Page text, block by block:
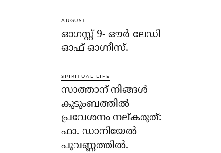
AUGUST
ഓഗസ്റ്റ് 9- ഔര്‍ ലേഡി
ഓഫ് ഓഗ്നീസ്.
SPIRITUAL LIFE
സാത്താന് നിങ്ങള്‍
കുടുംബത്തില്‍
പ്രവേശനം നല്കരുത്:
ഫാ. ഡാനിയേല്‍
പൂവണ്ണത്തില്‍.